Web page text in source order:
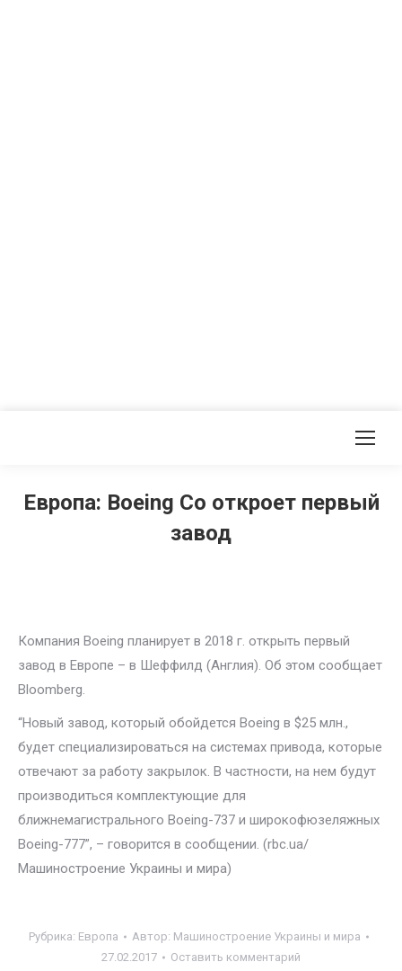
Европа: Boeing Co откроет первый
завод
Компания Boeing планирует в 2018 г. открыть первый
завод в Европе – в Шеффилд (Англия). Об этом сообщает
Bloomberg.
“Новый завод, который обойдется Boeing в $25 млн.,
будет специализироваться на системах привода, которые
отвечают за работу закрылок. В частности, на нем будут
производиться комплектующие для
ближнемагистрального Boeing-737 и широкофюзеляжных
Boeing-777”, – говорится в сообщении. (rbc.ua/
Машиностроение Украины и мира)
Рубрика: Европа Автор: Машиностроение Украины и мира
27.02.2017
Оставить комментарий